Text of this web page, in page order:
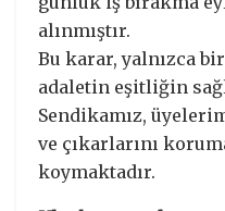
alınmıştır.
Bu karar, yalnızca
adaletin eşitliğin
Sendikamız,
ve çıkarlarını
koymaktadır.